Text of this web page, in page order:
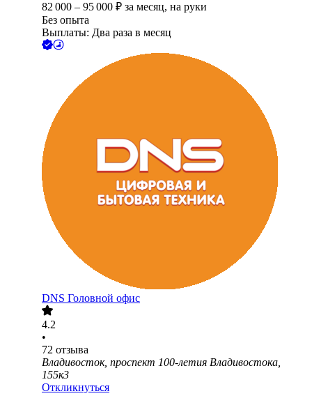
82 000 – 95 000 ₽ за месяц, на руки
Без опыта
Выплаты: Два раза в месяц
DNS Головной офис
4.2
•
72 отзыва
Владивосток, проспект 100-летия Владивостока,
155к3
Откликнуться